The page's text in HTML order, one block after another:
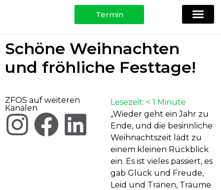
Termin
Schöne Weihnachten
und fröhliche Festtage!
ZFOS auf weiteren
Kanälen
Lesezeit: < 1 Minute
„Wieder geht ein Jahr zu
Ende, und die besinnliche
Weihnachtszeit lädt zu
einem kleinen Rückblick
ein. Es ist vieles passiert, es
gab Glück und Freude,
Leid und Tränen, Träume